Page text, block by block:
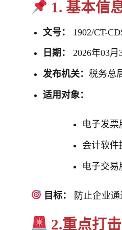
1. 基本信
文号： 1902/CT-
日期： 2026年03月
发布机关： 税务总
适用对象：
电子发票
会计软件
电子交易
目标： 防止企业通
2.重点打